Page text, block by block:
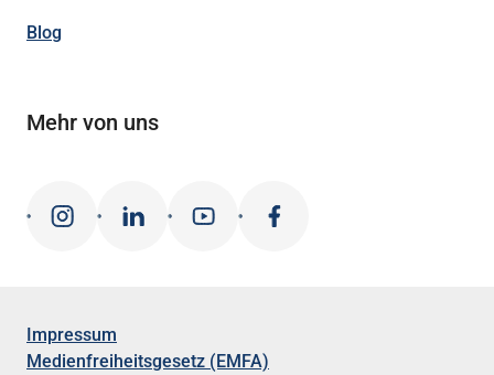
Blog
Mehr von uns
Impressum
Medienfreiheitsgesetz (EMFA)